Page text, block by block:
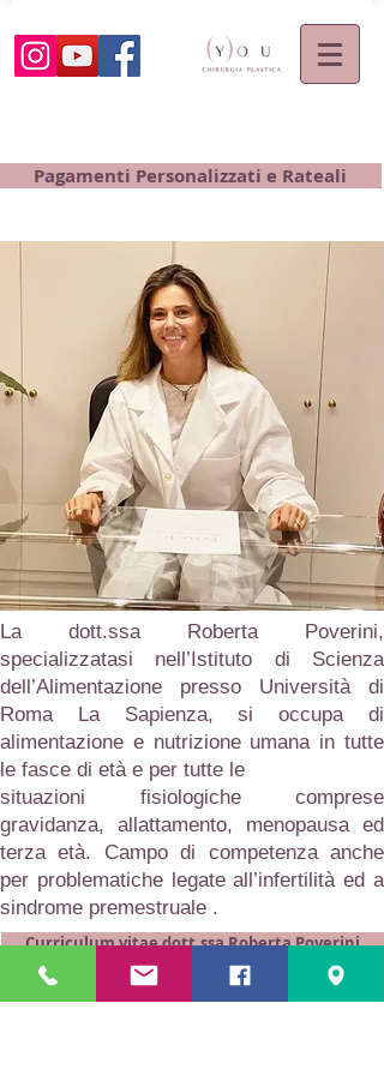
Pagamenti Personalizzati e Rateali
La dott.ssa Roberta Poverini,
specializzatasi nell’Istituto di Scienza
dell’Alimentazione presso Università di
Roma La Sapienza, si occupa di
alimentazione e nutrizione umana in tutte
le fasce di età e per tutte le
situazioni fisiologiche comprese
gravidanza, allattamento, menopausa ed
terza età. Campo di competenza anche
per problematiche legate all’infertilità ed a
sindrome premestruale .
Curriculum vitae dott.ssa Roberta Poverini